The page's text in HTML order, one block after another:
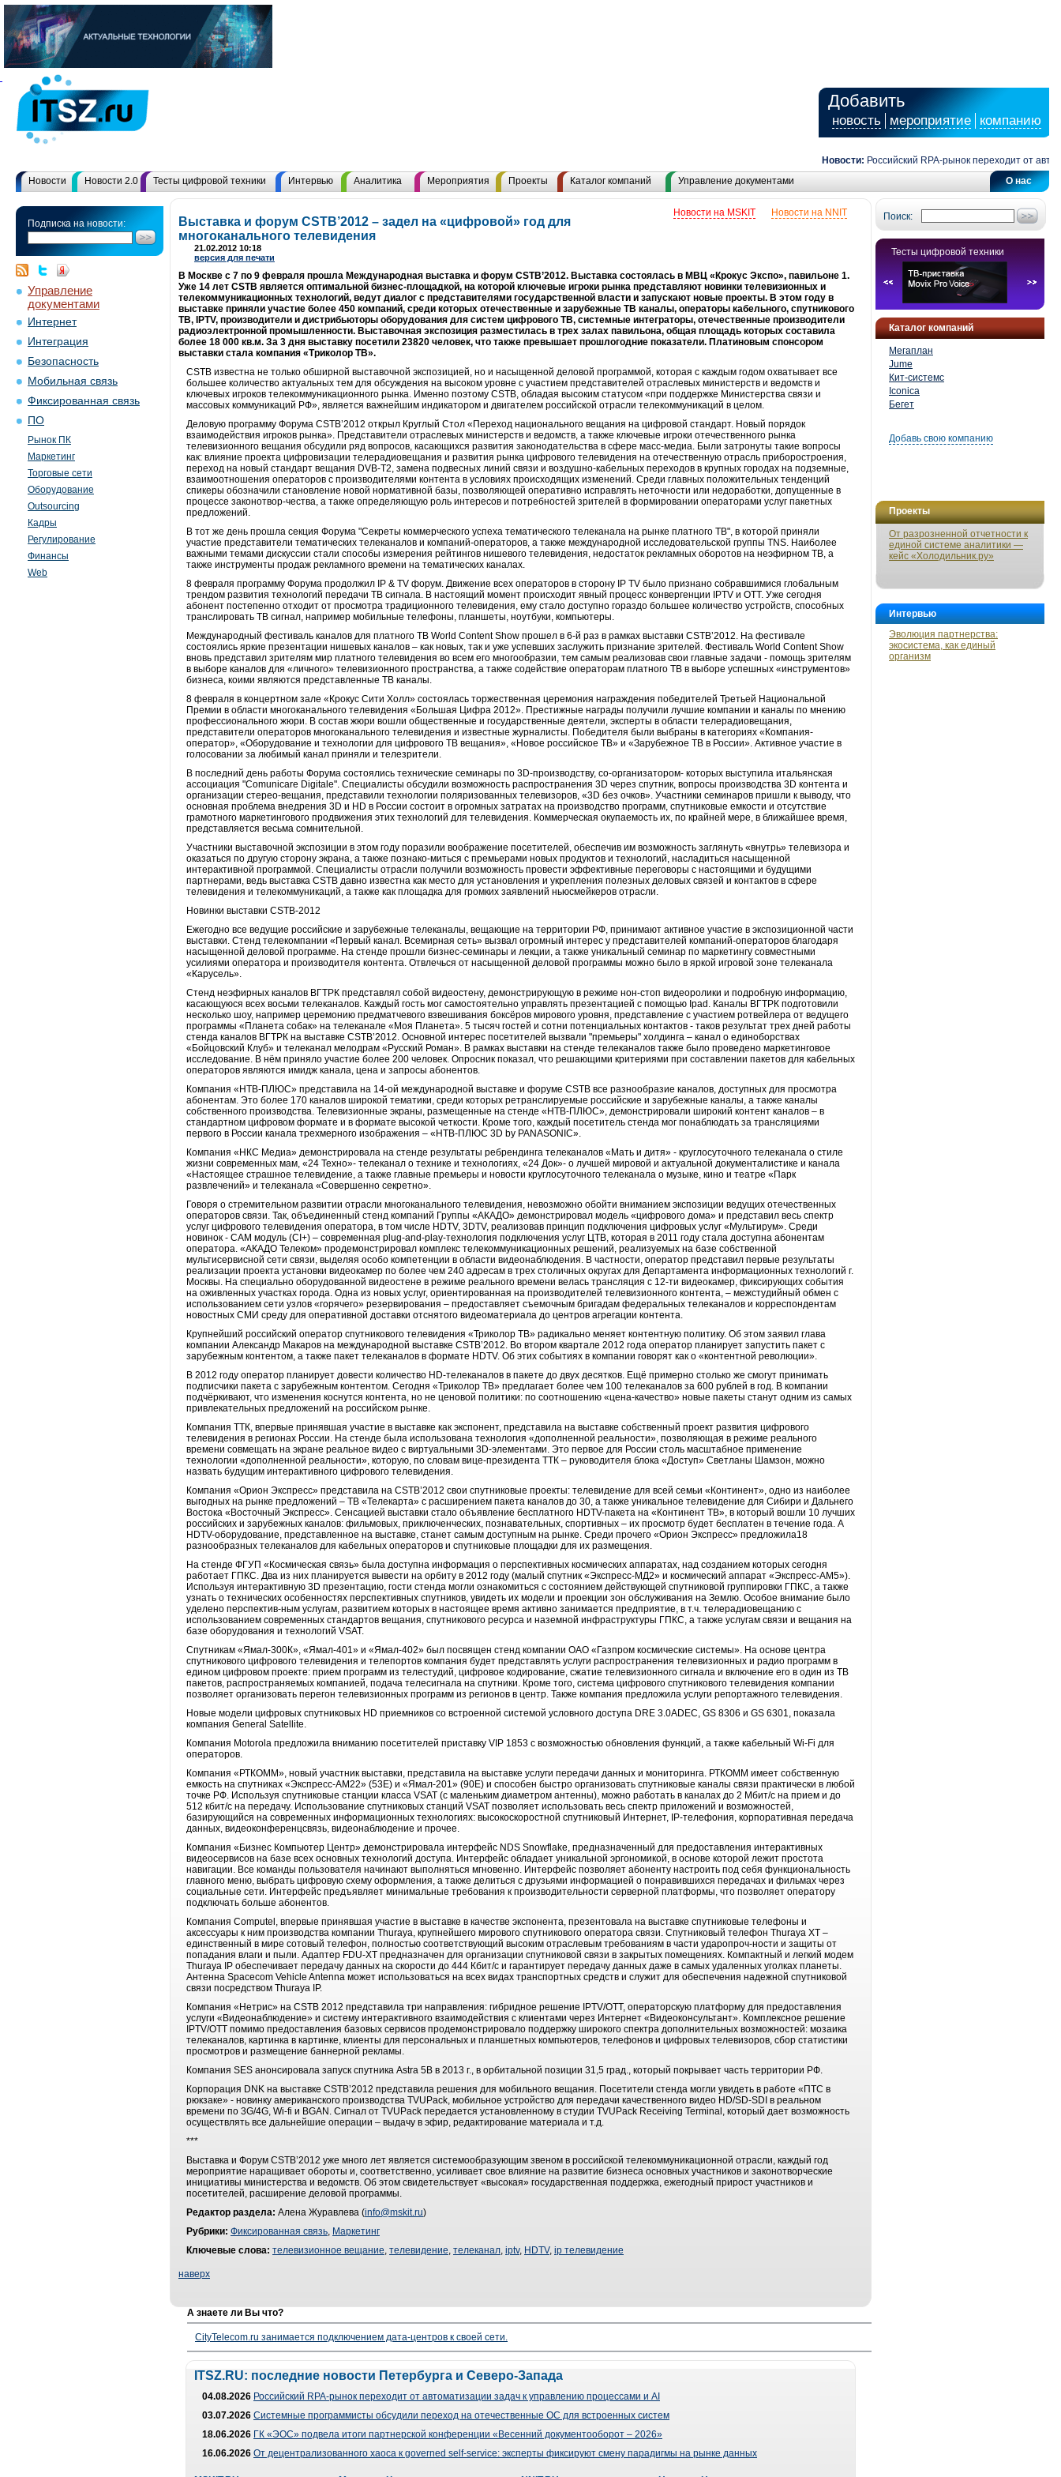
Добавить
новость мероприятие компанию
Новости: Российский RPA-рынок переходит от
О нас
Новости Новости 2.0 Тесты цифровой техники Интервью Аналитика Мероприятия Проекты Каталог компаний Управление документами
Подписка на новости:
Управление
документами
Интернет
Интеграция
Безопасность
Мобильная связь
Фиксированная связь
ПО
Рынок ПК
Маркетинг
Торговые сети
Оборудование
Outsourcing
Кадры
Регулирование
Финансы
Web
Поиск:
Тесты цифровой техники
Каталог компаний
Мегаплан
Jume
Кит-системс
Iconica
Бегет
Добавь свою компанию
Проекты
От разрозненной отчетности к
единой системе аналитики —
кейс «Холодильник.ру»
Интервью
Эволюция партнерства:
экосистема, как единый
организм
Новости на NNIT
Новости на MSKIT
Выставка и форум CSTB’2012 – задел на «цифровой» год для
многоканального телевидения
21.02.2012 10:18
версия для печати
В Москве с 7 по 9 февраля прошла Международная выставка и форум CSTB’2012. Выставка состоялась в МВЦ «Крокус Экспо», павильоне 1.
Уже 14 лет CSTB является оптимальной бизнес-площадкой, на которой ключевые игроки рынка представляют новинки телевизионных и
телекоммуникационных технологий, ведут диалог с представителями государственной власти и запускают новые проекты. В этом году в
выставке приняли участие более 450 компаний, среди которых отечественные и зарубежные ТВ каналы, операторы кабельного, спутникового
ТВ, IPTV, производители и дистрибьюторы оборудования для систем цифрового ТВ, системные интеграторы, отечественные производители
радиоэлектронной промышленности. Выставочная экспозиция разместилась в трех залах павильона, общая площадь которых составила
более 18 000 кв.м. За 3 дня выставку посетили 23820 человек, что также превышает прошлогодние показатели. Платиновым спонсором
выставки стала компания «Триколор ТВ».
CSTB известна не только обширной выставочной экспозицией, но и насыщенной деловой программой, которая с каждым годом охватывает все
большее количество актуальных тем для обсуждения на высоком уровне с участием представителей отраслевых министерств и ведомств и
ключевых игроков телекоммуникационного рынка. Именно поэтому CSTB, обладая высоким статусом «при поддержке Министерства связи и
массовых коммуникаций РФ», является важнейшим индикатором и двигателем российской отрасли телекоммуникаций в целом.
Деловую программу Форума CSTB’2012 открыл Круглый Стол «Переход национального вещания на цифровой стандарт. Новый порядок
взаимодействия игроков рынка». Представители отраслевых министерств и ведомств, а также ключевые игроки отечественного рынка
телевизионного вещания обсудили ряд вопросов, касающихся развития законодательства в сфере масс-медиа. Были затронуты такие вопросы
как: влияние проекта цифровизации телерадиовещания и развития рынка цифрового телевидения на отечественную отрасль приборостроения,
переход на новый стандарт вещания DVB-T2, замена подвесных линий связи и воздушно-кабельных переходов в крупных городах на подземные,
взаимоотношения операторов с производителями контента в условиях происходящих изменений. Среди главных положительных тенденций
спикеры обозначили становление новой нормативной базы, позволяющей оперативно исправлять неточности или недоработки, допущенные в
процессе законотвор-чества, а также определяющую роль интересов и потребностей зрителей в формировании операторами услуг пакетных
предложений.
В тот же день прошла секция Форума "Секреты коммерческого успеха тематического телеканала на рынке платного ТВ", в которой приняли
участие представители тематических телеканалов и компаний-операторов, а также международной исследовательской группы TNS. Наиболее
важными темами дискуссии стали способы измерения рейтингов нишевого телевидения, недостаток рекламных оборотов на неэфирном ТВ, а
также инструменты продаж рекламного времени на тематических каналах.
8 февраля программу Форума продолжил IP & TV форум. Движение всех операторов в сторону IP TV было признано собравшимися глобальным
трендом развития технологий передачи ТВ сигнала. В настоящий момент происходит явный процесс конвергенции IPTV и ОТТ. Уже сегодня
абонент постепенно отходит от просмотра традиционного телевидения, ему стало доступно гораздо большее количество устройств, способных
транслировать ТВ сигнал, например мобильные телефоны, планшеты, ноутбуки, компьютеры.
Международный фестиваль каналов для платного ТВ World Content Show прошел в 6-й раз в рамках выставки CSTB’2012. На фестивале
состоялись яркие презентации нишевых каналов – как новых, так и уже успевших заслужить признание зрителей. Фестиваль World Content Show
вновь представил зрителям мир платного телевидения во всем его многообразии, тем самым реализовав свои главные задачи - помощь зрителям
в выборе каналов для «личного» телевизионного пространства, а также содействие операторам платного ТВ в выборе успешных «инструментов»
бизнеса, коими являются представленные ТВ каналы.
8 февраля в концертном зале «Крокус Сити Холл» состоялась торжественная церемония награждения победителей Третьей Национальной
Премии в области многоканального телевидения «Большая Цифра 2012». Престижные награды получили лучшие компании и каналы по мнению
профессионального жюри. В состав жюри вошли общественные и государственные деятели, эксперты в области телерадиовещания,
представители операторов многоканального телевидения и известные журналисты. Победителя были выбраны в категориях «Компания-
оператор», «Оборудование и технологии для цифрового ТВ вещания», «Новое российское ТВ» и «Зарубежное ТВ в России». Активное участие в
голосовании за любимый канал приняли и телезрители.
В последний день работы Форума состоялись технические семинары по 3D-производству, со-организатором- которых выступила итальянская
ассоциация "Comunicare Digitale". Специалисты обсудили возможность распространения 3D через спутник, вопросы производства 3D контента и
организации стерео-вещания, представили технологии поляризованных телевизоров, «3D без очков». Участники семинаров пришли к выводу, что
основная проблема внедрения 3D и HD в России состоит в огромных затратах на производство программ, спутниковые емкости и отсутствие
грамотного маркетингового продвижения этих технологий для телевидения. Коммерческая окупаемость их, по крайней мере, в ближайшее время,
представляется весьма сомнительной.
Участники выставочной экспозиции в этом году поразили воображение посетителей, обеспечив им возможность заглянуть «внутрь» телевизора и
оказаться по другую сторону экрана, а также познако-миться с премьерами новых продуктов и технологий, насладиться насыщенной
интерактивной программой. Специалисты отрасли получили возможность провести эффективные переговоры с настоящими и будущими
партнерами, ведь выставка CSTB давно известна как место для установления и укрепления полезных деловых связей и контактов в сфере
телевидения и телекоммуникаций, а также как площадка для громких заявлений ньюсмейкеров отрасли.
Новинки выставки CSTB-2012
Ежегодно все ведущие российские и зарубежные телеканалы, вещающие на территории РФ, принимают активное участие в экспозиционной части
выставки. Стенд телекомпании «Первый канал. Всемирная сеть» вызвал огромный интерес у представителей компаний-операторов благодаря
насыщенной деловой программе. На стенде прошли бизнес-семинары и лекции, а также уникальный семинар по маркетингу совместными
усилиями оператора и производителя контента. Отвлечься от насыщенной деловой программы можно было в яркой игровой зоне телеканала
«Карусель».
Стенд неэфирных каналов ВГТРК представлял собой видеостену, демонстрирующую в режиме нон-стоп видеоролики и подробную информацию,
касающуюся всех восьми телеканалов. Каждый гость мог самостоятельно управлять презентацией с помощью Ipad. Каналы ВГТРК подготовили
несколько шоу, например церемонию предматчевого взвешивания боксёров мирового уровня, представление с участием ротвейлера от ведущего
программы «Планета собак» на телеканале «Моя Планета». 5 тысяч гостей и сотни потенциальных контактов - таков результат трех дней работы
стенда каналов ВГТРК на выставке CSTB’2012. Основной интерес посетителей вызвали "премьеры" холдинга – канал о единоборствах
«Бойцовский Клуб» и телеканал мелодрам «Русский Роман». В рамках выставки на стенде телеканалов также было проведено маркетинговое
исследование. В нём приняло участие более 200 человек. Опросник показал, что решающими критериями при составлении пакетов для кабельных
операторов являются имидж канала, цена и запросы абонентов.
Компания «НТВ-ПЛЮС» представила на 14-ой международной выставке и форуме CSTB все разнообразие каналов, доступных для просмотра
абонентам. Это более 170 каналов широкой тематики, среди которых ретранслируемые российские и зарубежные каналы, а также каналы
собственного производства. Телевизионные экраны, размещенные на стенде «НТВ-ПЛЮС», демонстрировали широкий контент каналов – в
стандартном цифровом формате и в формате высокой четкости. Кроме того, каждый посетитель стенда мог понаблюдать за трансляциями
первого в России канала трехмерного изображения – «НТВ-ПЛЮС 3D by PANASONIC».
Компания «НКС Медиа» демонстрировала на стенде результаты ребрендинга телеканалов «Мать и дитя» - круглосуточного телеканала о стиле
жизни современных мам, «24 Техно»- телеканал о технике и технологиях, «24 Док»- о лучшей мировой и актуальной документалистике и канала
«Настоящее страшное телевидение, а также главные премьеры и новости круглосуточного телеканала о музыке, кино и театре «Парк
развлечений» и телеканала «Совершенно секретно».
Говоря о стремительном развитии отрасли многоканального телевидения, невозможно обойти вниманием экспозиции ведущих отечественных
операторов связи. Так, объединенный стенд компаний Группы «АКАДО» демонстрировал модель «цифрового дома» и представил весь спектр
услуг цифрового телевидения оператора, в том числе HDTV, 3DTV, реализовав принцип подключения цифровых услуг «Мультирум». Среди
новинок - CAM модуль (CI+) – современная plug-and-play-технология подключения услуг ЦТВ, которая в 2011 году стала доступна абонентам
оператора. «АКАДО Телеком» продемонстрировал комплекс телекоммуникационных решений, реализуемых на базе собственной
мультисервисной сети связи, выделяя особо компетенции в области видеонаблюдения. В частности, оператор представил первые результаты
реализации проекта установки видеокамер по более чем 240 адресам в трех столичных округах для Департамента информационных технологий г.
Москвы. На специально оборудованной видеостене в режиме реального времени велась трансляция с 12-ти видеокамер, фиксирующих события
на оживленных участках города. Одна из новых услуг, ориентированная на производителей телевизионного контента, – межстудийный обмен с
использованием сети узлов «горячего» резервирования – предоставляет съемочным бригадам федеральных телеканалов и корреспондентам
новостных СМИ среду для оперативной доставки отснятого видеоматериала до центров агрегации контента.
Крупнейший российский оператор спутникового телевидения «Триколор ТВ» радикально меняет контентную политику. Об этом заявил глава
компании Александр Макаров на международной выставке CSTB’2012. Во втором квартале 2012 года оператор планирует запустить пакет с
зарубежным контентом, а также пакет телеканалов в формате HDTV. Об этих событиях в компании говорят как о «контентной революции».
В 2012 году оператор планирует довести количество HD-телеканалов в пакете до двух десятков. Ещё примерно столько же смогут принимать
подписчики пакета с зарубежным контентом. Сегодня «Триколор ТВ» предлагает более чем 100 телеканалов за 600 рублей в год. В компании
подчёркивают, что изменения коснутся контента, но не ценовой политики: по соотношению «цена-качество» новые пакеты станут одним из самых
привлекательных предложений на российском рынке.
Компания ТТК, впервые принявшая участие в выставке как экспонент, представила на выставке собственный проект развития цифрового
телевидения в регионах России. На стенде была использована технология «дополненной реальности», позволяющая в режиме реального
времени совмещать на экране реальное видео с виртуальными 3D-элементами. Это первое для России столь масштабное применение
технологии «дополненной реальности», которую, по словам вице-президента ТТК – руководителя блока «Доступ» Светланы Шамзон, можно
назвать будущим интерактивного цифрового телевидения.
Компания «Орион Экспресс» представила на CSTB’2012 свои спутниковые проекты: телевидение для всей семьи «Континент», одно из наиболее
выгодных на рынке предложений – ТВ «Телекарта» с расширением пакета каналов до 30, а также уникальное телевидение для Сибири и Дальнего
Востока «Восточный Экспресс». Сенсацией выставки стало объявление бесплатного HDTV-пакета на «Континент ТВ», в который вошли 10 лучших
российских и зарубежных каналов: фильмовых, приключенческих, познавательных, спортивных – их просмотр будет бесплатен в течение года. А
HDTV-оборудование, представленное на выставке, станет самым доступным на рынке. Среди прочего «Орион Экспресс» предложила18
разнообразных телеканалов для кабельных операторов и спутниковые площадки для их размещения.
На стенде ФГУП «Космическая связь» была доступна информация о перспективных космических аппаратах, над созданием которых сегодня
работает ГПКС. Два из них планируется вывести на орбиту в 2012 году (малый спутник «Экспресс-МД2» и космический аппарат «Экспресс-АМ5»).
Используя интерактивную 3D презентацию, гости стенда могли ознакомиться с состоянием действующей спутниковой группировки ГПКС, а также
узнать о технических особенностях перспективных спутников, увидеть их модели и проекции зон обслуживания на Землю. Особое внимание было
уделено перспектив-ным услугам, развитием которых в настоящее время активно занимается предприятие, в т.ч. телерадиовещанию с
использованием современных стандартов вещания, спутникового ресурса и наземной инфраструктуры ГПКС, а также услугам связи и вещания на
базе оборудования и технологий VSAT.
Спутникам «Ямал-300К», «Ямал-401» и «Ямал-402» был посвящен стенд компании ОАО «Газпром космические системы». На основе центра
спутникового цифрового телевидения и телепортов компания будет представлять услуги распространения телевизионных и радио программ в
едином цифровом проекте: прием программ из телестудий, цифровое кодирование, сжатие телевизионного сигнала и включение его в один из ТВ
пакетов, распространяемых компанией, подача телесигнала на спутники. Кроме того, система цифрового спутникового телевидения компании
позволяет организовать перегон телевизионных программ из регионов в центр. Также компания предложила услуги репортажного телевидения.
Новые модели цифровых спутниковых HD приемников со встроенной системой условного доступа DRE 3.0ADEC, GS 8306 и GS 6301, показала
компания General Satellite.
Компания Motorola предложила вниманию посетителей приставку VIP 1853 с возможностью обновления функций, а также кабельный Wi-Fi для
операторов.
Компания «РТКОММ», новый участник выставки, представила на выставке услуги передачи данных и мониторинга. РТКОММ имеет собственную
емкость на спутниках «Экспресс-АМ22» (53Е) и «Ямал-201» (90Е) и способен быстро организовать спутниковые каналы связи практически в любой
точке РФ. Используя спутниковые станции класса VSAT (с маленьким диаметром антенны), можно работать в каналах до 2 Мбит/с на прием и до
512 кбит/с на передачу. Использование спутниковых станций VSAT позволяет использовать весь спектр приложений и возможностей,
базирующийся на современных информационных технологиях: высокоскоростной спутниковый Интернет, IP-телефония, корпоративная передача
данных, видеоконференцсвязь, видеонаблюдение и прочее.
Компания «Бизнес Компьютер Центр» демонстрировала интерфейс NDS Snowflake, предназначенный для предоставления интерактивных
видеосервисов на базе всех основных технологий доступа. Интерфейс обладает уникальной эргономикой, в основе которой лежит простота
навигации. Все команды пользователя начинают выполняться мгновенно. Интерфейс позволяет абоненту настроить под себя функциональность
главного меню, выбрать цифровую схему оформления, а также делиться с друзьями информацией о понравившихся передачах и фильмах через
социальные сети. Интерфейс предъявляет минимальные требования к производительности серверной платформы, что позволяет оператору
подключать больше абонентов.
Компания Computel, впервые принявшая участие в выставке в качестве экспонента, презентовала на выставке спутниковые телефоны и
аксессуары к ним производства компании Thuraya, крупнейшего мирового спутникового оператора связи. Спутниковый телефон Thuraya XT –
единственный в мире сотовый телефон, полностью соответствующий высоким отраслевым требованиям в части ударопроч-ности и защиты от
попадания влаги и пыли. Адаптер FDU-XT предназначен для организации спутниковой связи в закрытых помещениях. Компактный и легкий модем
Thuraya IP обеспечивает передачу данных на скорости до 444 Кбит/с и гарантирует передачу данных даже в самых удаленных уголках планеты.
Антенна Spacecom Vehicle Antenna может использоваться на всех видах транспортных средств и служит для обеспечения надежной спутниковой
связи посредством Thuraya IP.
Компания «Нетрис» на CSTB 2012 представила три направления: гибридное решение IPTV/OTT, операторскую платформу для предоставления
услуги «Видеонаблюдение» и систему интерактивного взаимодействия с клиентами через Интернет «Видеоконсультант». Комплексное решение
IPTV/OTT помимо предоставления базовых сервисов продемонстрировало поддержку широкого спектра дополнительных возможностей: мозаика
телеканалов, картинка в картинке, клиенты для персональных и планшетных компьютеров, телефонов и цифровых телевизоров, сбор статистики
просмотров и размещение баннерной рекламы.
Компания SES анонсировала запуск спутника Astra 5B в 2013 г., в орбитальной позиции 31,5 град., который покрывает часть территории РФ.
Корпорация DNK на выставке CSTB’2012 представила решения для мобильного вещания. Посетители стенда могли увидеть в работе «ПТС в
рюкзаке» - новинку американского производства TVUPack, мобильное устройство для передачи качественного видео HD/SD-SDI в реальном
времени по 3G/4G, Wi-fi и BGAN. Сигнал от TVUPack передается установленному в студии TVUPack Receiving Terminal, который дает возможность
осуществлять все дальнейшие операции – выдачу в эфир, редактирование материала и т.д.
***
Выставка и Форум CSTB’2012 уже много лет является системообразующим звеном в российской телекоммуникационной отрасли, каждый год
мероприятие наращивает обороты и, соответственно, усиливает свое влияние на развитие бизнеса основных участников и законотворческие
инициативы министерства и ведомств. Об этом свидетельствует «высокая» государственная поддержка, ежегодный прирост участников и
посетителей, расширение деловой программы.
Редактор раздела: Алена Журавлева (info@mskit.ru)
Рубрики: Фиксированная связь, Маркетинг
Ключевые слова: телевизионное вещание, телевидение, телеканал, iptv, HDTV, ip телевидение
наверх
А знаете ли Вы что?
CityTelecom.ru занимается подключением дата-центров к своей сети.
ITSZ.RU: последние новости Петербурга и Северо-Запада
04.08.2026 Российский RPA-рынок переходит от автоматизации задач к управлению процессами и AI
03.07.2026 Системные программисты обсудили переход на отечественные ОС для встроенных систем
18.06.2026 ГК «ЭОС» подвела итоги партнерской конференции «Весенний документооборот – 2026»
16.06.2026 От децентрализованного хаоса к governed self-service: эксперты фиксируют смену парадигмы на рынке данных